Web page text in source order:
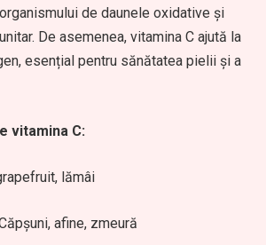
de daunele oxidative și
De asemenea, vitamina C ajută la
esențial pentru sănătatea pielii și a
vitamina C:
lămâi
afine, zmeură